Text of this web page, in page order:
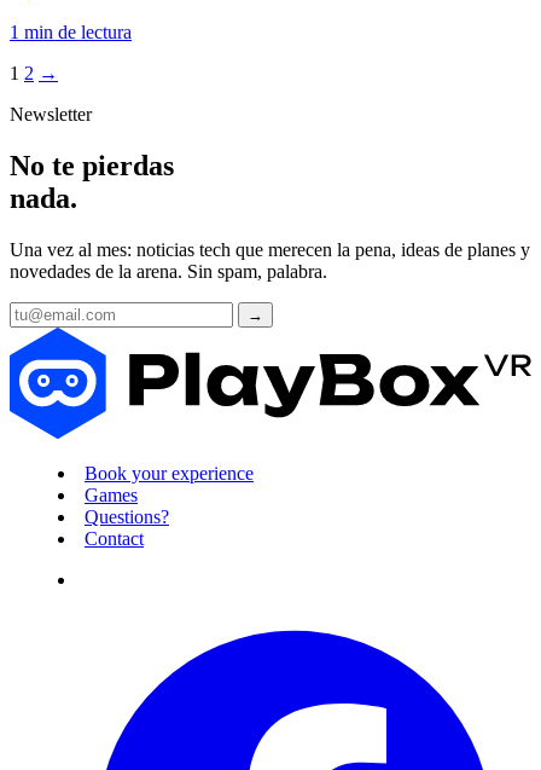
1 min de lectura
Posts
pagination
1 2 →
Newsletter
No te pierdas
nada.
Una vez al mes: noticias tech que merecen la pena, ideas de planes y
novedades de la arena. Sin spam, palabra.
→
Book your experience
Games
Questions?
Contact